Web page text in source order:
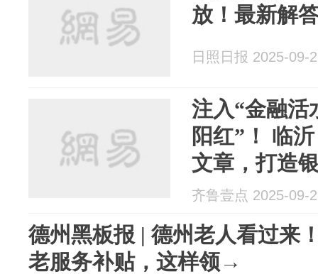
放！最新解
日照日报 2025-09-
注入“金融活
阳红”！ 临
文章，打造
齐鲁壹点 2025-09-
德州黑板报 | 德州老人看过来
老服务补贴，这样领→